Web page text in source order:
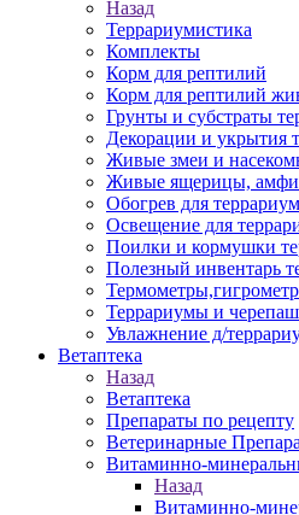
Назад
Террариумистика
Комплекты
Корм для рептилий
Корм для рептилий
Грунты и субстраты
Декорации и укрытия
Живые змеи и
Живые ящерицы,
Обогрев для
Освещение для
Поилки и кормушки
Полезный инвентарь
Террариумы и
Увлажнение д/
Ветаптека
Назад
Ветаптека
Препараты по рецепту
Ветеринарные
Витаминно-
Назад
Витаминно-